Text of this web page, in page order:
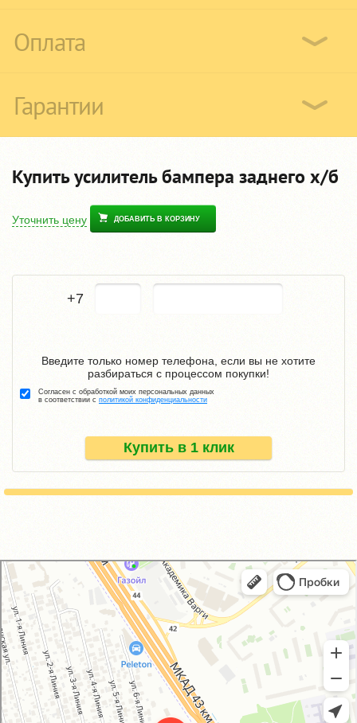
Оплата
Гарантии
Купить усилитель бампера заднего х/б
Уточнить цену ДОБАВИТЬ В КОРЗИНУ
+7
Купить в 1 клик
Введите только номер телефона, если вы не хотите
разбираться с процессом покупки!
Согласен с обработкой моих персональных данных
в соответствии с политикой конфиденциальности
GM-City&VAG-Repair
Автосервис, автотехцентр в Москве
Магазин автозапчастей и автотоваров в Москве